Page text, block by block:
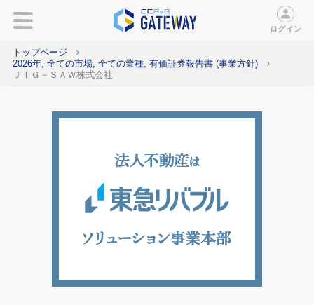
ログイン
トップページ
2026年, 全ての市場, 全ての業種, 有価証券報告書 (事業方針)
ＪＩＧ－ＳＡＷ株式会社